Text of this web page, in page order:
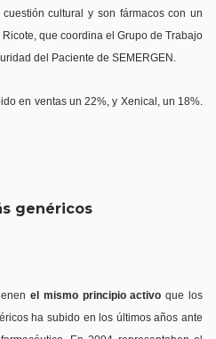
cultural y son fármacos con un
que coordina el Grupo de Trabajo
del Paciente de SEMERGEN.
en ventas un 22%, y Xenical, un 18%.
genéricos
el mismo principio activo que los
ha subido en los últimos años ante